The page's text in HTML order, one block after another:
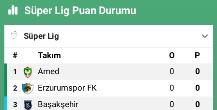
Süper Lig Puan Durumu
Süper Lig
#
Takım O P
1 Amed 0 0
2 Erzurumspor FK 0 0
3 Başakşehir 0 0